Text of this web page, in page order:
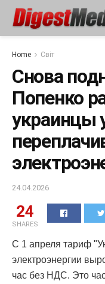
Home Світ
Снова
Попенко
украинцы
24.04.2026
24
SHARES
С 1 апреля тариф
электроэнергии
час без НДС. Это